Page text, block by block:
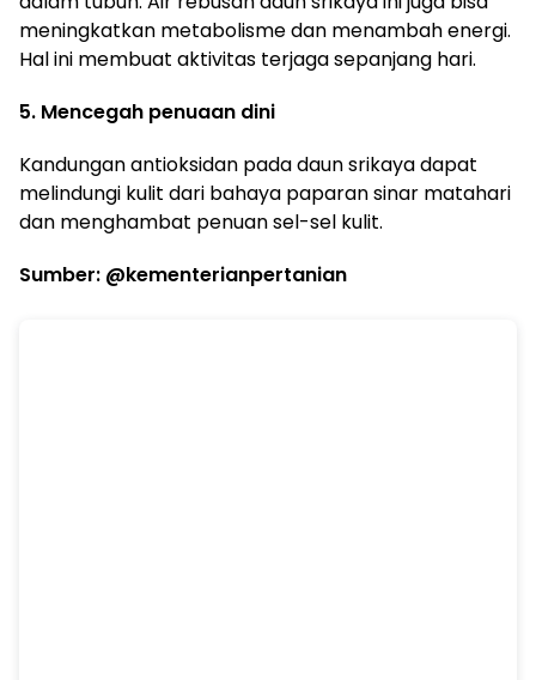
meningkatkan metabolisme dan menambah energi.
Hal ini membuat aktivitas terjaga sepanjang hari.
5. Mencegah penuaan dini
Kandungan antioksidan pada daun srikaya dapat
melindungi kulit dari bahaya paparan sinar matahari
dan menghambat penuan sel-sel kulit.
Sumber: @kementerianpertanian